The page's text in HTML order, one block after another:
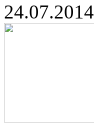
24.07.2014